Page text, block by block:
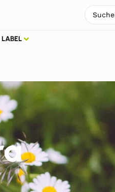
LABEL